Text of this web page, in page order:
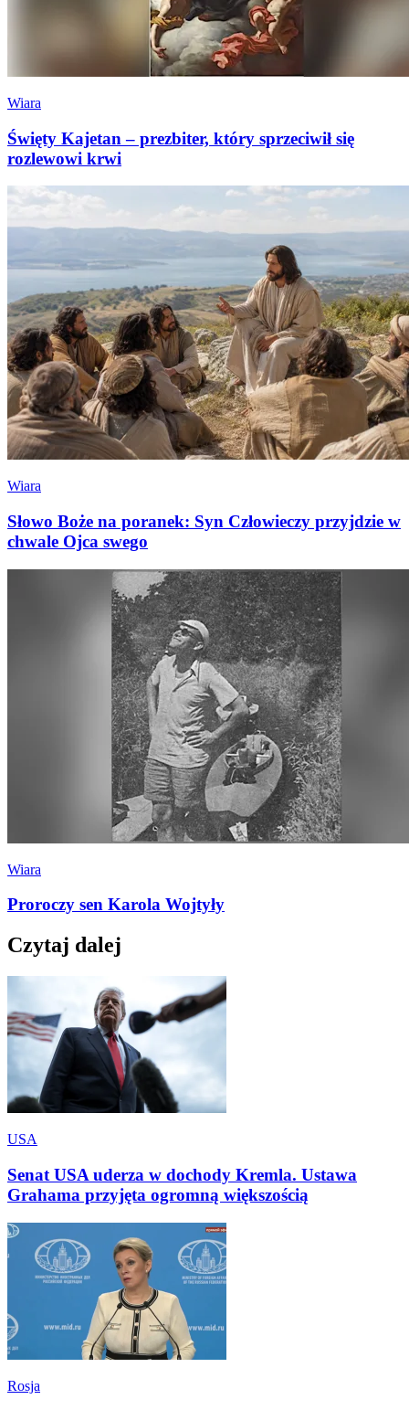
Wiara
Święty Kajetan – prezbiter, który sprzeciwił się
rozlewowi krwi
Wiara
Słowo Boże na poranek: Syn Człowieczy przyjdzie w
chwale Ojca swego
Wiara
Proroczy sen Karola Wojtyły
Czytaj dalej
USA
Senat USA uderza w dochody Kremla. Ustawa
Grahama przyjęta ogromną większością
Rosja